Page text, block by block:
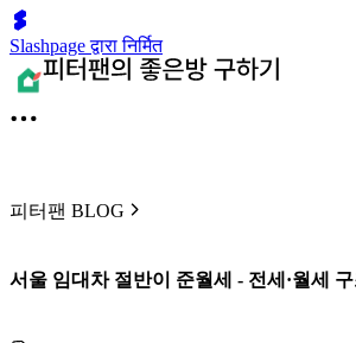
Slashpage द्वारा निर्मित
피터팬 BLOG
서울 임대차 절반이 준월세 - 전세·월세